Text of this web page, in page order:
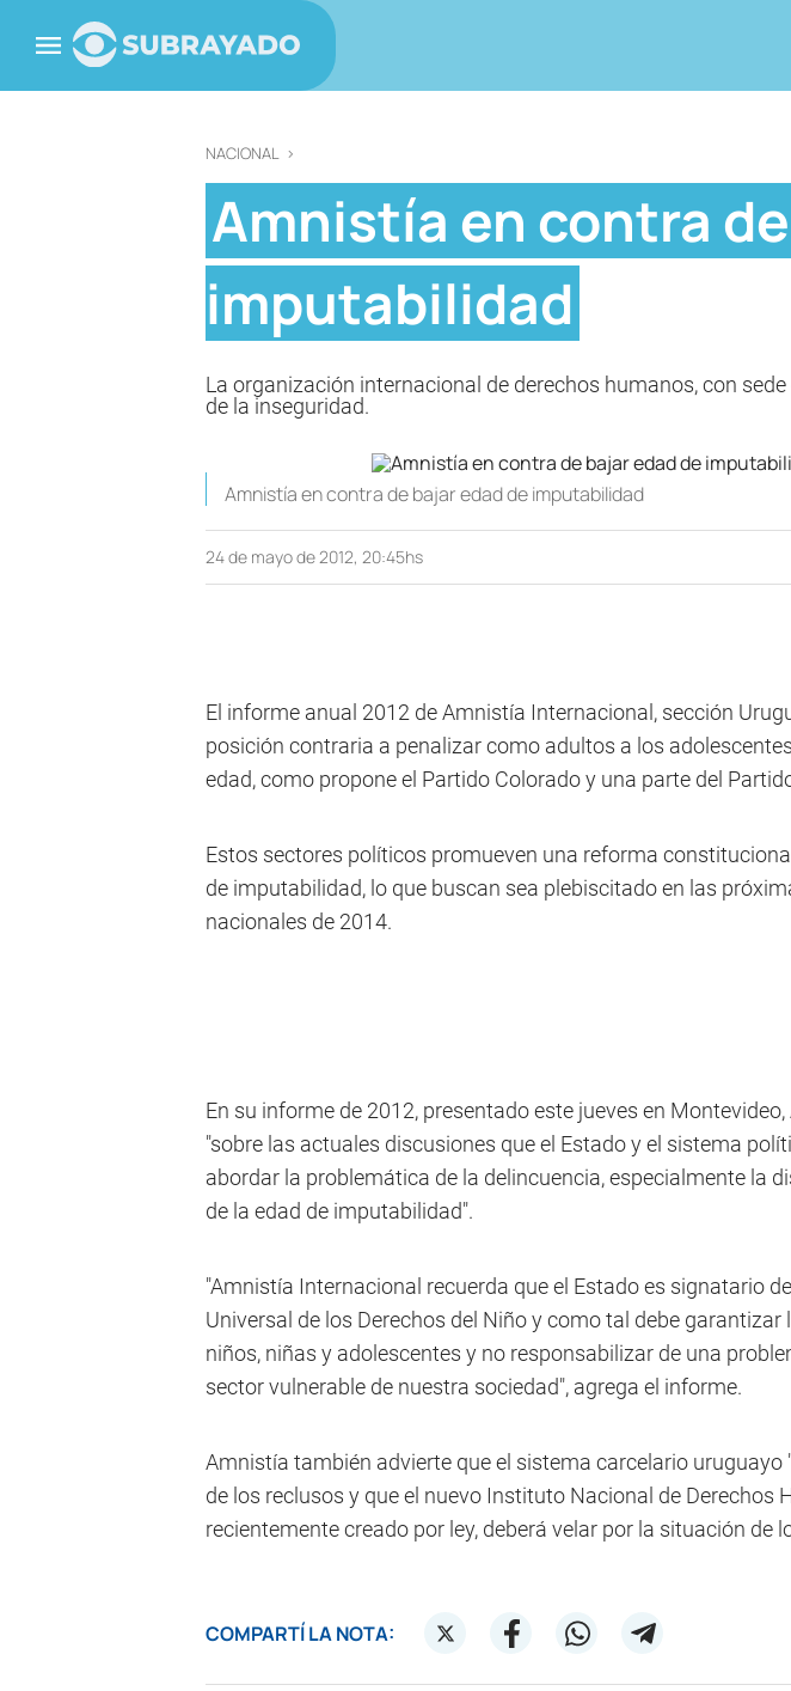
NACIONAL >
Amnistía en contra
imputabilidad
La organización internacional de derechos humanos, con
de la inseguridad.
Amnistía en contra de bajar edad de imputabilidad
24 de mayo de 2012, 20:45hs
El informe anual 2012 de Amnistía Internacional, sección
posición contraria a penalizar como adultos a los
edad, como propone el Partido Colorado y una parte del
Estos sectores políticos promueven una reforma
de imputabilidad, lo que buscan sea plebiscitado en las
nacionales de 2014.
En su informe de 2012, presentado este jueves en
"sobre las actuales discusiones que el Estado y el sistema
abordar la problemática de la delincuencia, especialmente la
de la edad de imputabilidad".
"Amnistía Internacional recuerda que el Estado es signatario
Universal de los Derechos del Niño y como tal debe garantizar
niños, niñas y adolescentes y no responsabilizar de una
sector vulnerable de nuestra sociedad", agrega el informe.
Amnistía también advierte que el sistema carcelario uruguayo
de los reclusos y que el nuevo Instituto Nacional de Derechos
recientemente creado por ley, deberá velar por la situación de
COMPARTÍ LA NOTA: